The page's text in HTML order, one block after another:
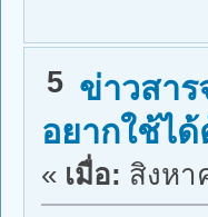
5 ข่าวสา
อยากใช้ไ
« เมื่อ: สิงหา